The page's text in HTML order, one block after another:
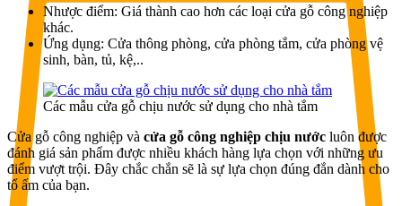
Nhược điểm: Giá thành cao hơn các loại cửa gỗ công nghiệp
khác.
Ứng dụng: Cửa thông phòng, cửa phòng tắm, cửa phòng vệ
sinh, bàn, tủ, kệ,..
Các mẫu cửa gỗ chịu nước sử dụng cho nhà tắm
Cửa gỗ công nghiệp và cửa gỗ công nghiệp chịu nước luôn được
đánh giá sản phẩm được nhiều khách hàng lựa chọn với những ưu
điểm vượt trội. Đây chắc chắn sẽ là sự lựa chọn đúng đắn dành cho
tổ ấm của bạn.